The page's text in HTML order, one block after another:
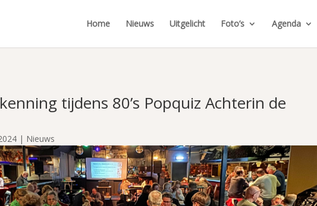
Home Nieuws Uitgelicht Foto’s Agenda
tijdens 80’s Popquiz Achterin de
| Nieuws